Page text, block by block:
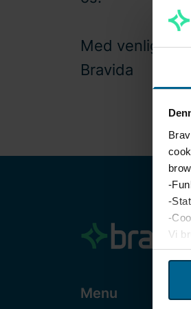
-
-
-
Vi
de
Med venlig
Bravida
Menu